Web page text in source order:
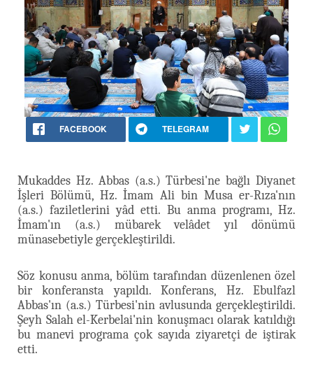
FACEBOOK TELEGRAM
Mukaddes Hz. Abbas (a.s.) Türbesi'ne bağlı Diyanet
İşleri Bölümü, Hz. İmam Ali bin Musa er-Rıza'nın
(a.s.) faziletlerini yâd etti. Bu anma programı, Hz.
İmam'ın (a.s.) mübarek velâdet yıl dönümü
münasebetiyle gerçekleştirildi.
Söz konusu anma, bölüm tarafından düzenlenen özel
bir konferansta yapıldı. Konferans, Hz. Ebulfazl
Abbas'ın (a.s.) Türbesi'nin avlusunda gerçekleştirildi.
Şeyh Salah el-Kerbelai'nin konuşmacı olarak katıldığı
bu manevi programa çok sayıda ziyaretçi de iştirak
etti.